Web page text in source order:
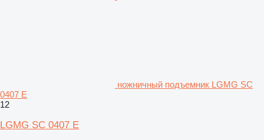
ножничный подъемник LGMG SC
0407 E
12
LGMG SC 0407 E